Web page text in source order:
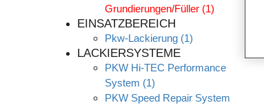
Grundierungen/Füller (1)
EINSATZBEREICH
Pkw-Lackierung (1)
LACKIERSYSTEME
PKW Hi-TEC Performance
System (1)
PKW Speed Repair System